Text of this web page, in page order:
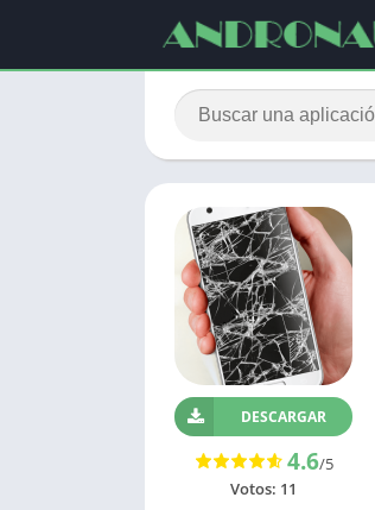
DESCARGAR
4.6/5
Votos: 11